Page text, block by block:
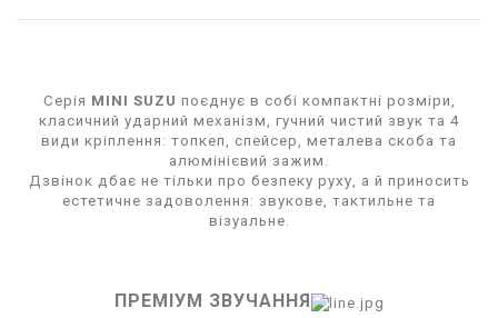
Серія MINI SUZU поєднує в собі компактні розміри,
класичний ударний механізм, гучний чистий звук та 4
види кріплення: топкеп, спейсер, металева скоба та
алюмінієвий зажим.
Дзвінок дбає не тільки про безпеку руху, а й приносить
естетичне задоволення: звукове, тактильне та
візуальне.
ПРЕМІУМ ЗВУЧАННЯ